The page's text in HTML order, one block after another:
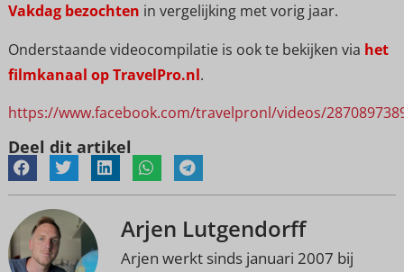
Vakdag bezochten in vergelijking met vorig jaar.
Onderstaande videocompilatie is ook te bekijken via het
filmkanaal op TravelPro.nl.
https://www.facebook.com/travelpronl/videos/
Deel dit artikel
Arjen Lutgendorff
Arjen werkt sinds januari 2007 bij